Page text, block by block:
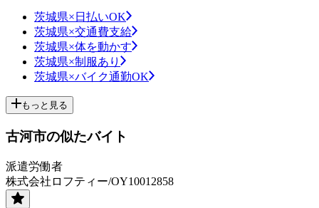
茨城県×日払いOK
茨城県×交通費支給
茨城県×体を動かす
茨城県×制服あり
茨城県×バイク通勤OK
もっと見る
古河市の似たバイト
派遣労働者
株式会社ロフティー/OY10012858